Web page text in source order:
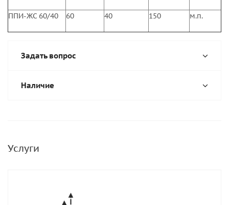
ППИ-ЖС 60/40 60 40 150 м.п.
Задать вопрос
Наличие
Услуги